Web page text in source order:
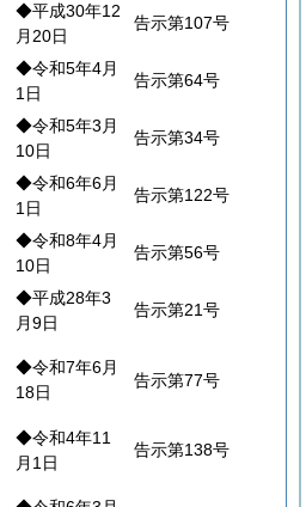
◆平成30年12
月20日
告示第107号
◆令和5年4月
1日
告示第64号
◆令和5年3月
10日
告示第34号
◆令和6年6月
1日
告示第122号
◆令和8年4月
10日
告示第56号
◆平成28年3
月9日
告示第21号
◆令和7年6月
18日
告示第77号
◆令和4年11
月1日
告示第138号